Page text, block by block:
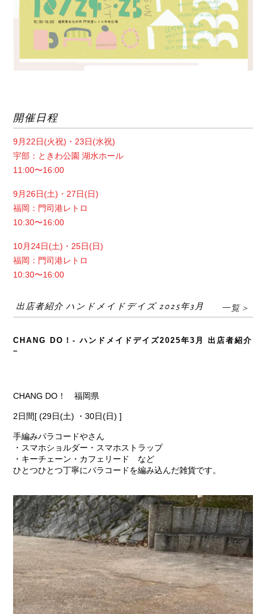
開催日程
9月22日(火祝)・23日(水祝)
宇部：ときわ公園 湖水ホール
11:00〜16:00
9月26日(土)・27日(日)
福岡：門司港レトロ
10:30〜16:00
10月24日(土)・25日(日)
福岡：門司港レトロ
10:30〜16:00
出店者紹介 ハンドメイドデイズ 2025年3月 一覧＞
CHANG DO！- ハンドメイドデイズ2025年3月 出店者紹介
–
CHANG DO！ 福岡県
2日間[ (29日(土) ・30日(日) ]
手編みパラコードやさん
・スマホショルダー・スマホストラップ
・キーチェーン・カフェリード など
ひとつひとつ丁寧にパラコードを編み込んだ雑貨です。